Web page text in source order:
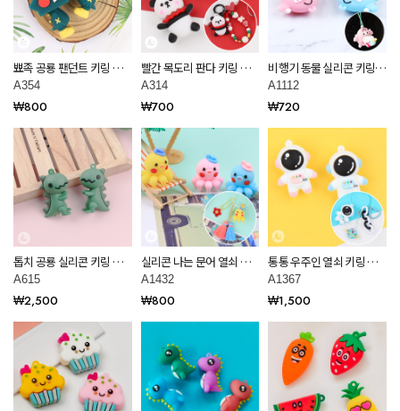
뾰족 공룡 팬던트 키링 만
들기 재료 A354
A354
₩800
빨간 목도리 판다 키링 만
들기 재료 A314
A314
₩700
비행기 동물 실리콘 키링
부자재 재료 A1112
A1112
₩720
톱치 공룡 실리콘 키링 부
자재 만들기 재료 A615
A615
₩2,500
실리콘 나는 문어 열쇠 키
링 부자재 만들기 재료
A1432
A1432
₩800
통통 우주인 열쇠 키링 부
자재 만들기 재료 A1367
A1367
₩1,500